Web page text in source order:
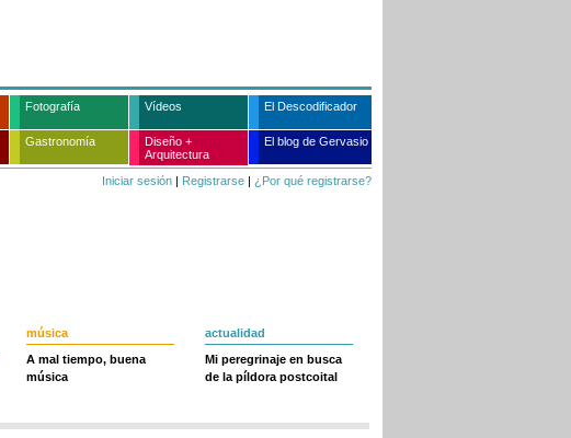
Fotografía Vídeos El Descodificador
Gastronomía
Diseño +
Arquitectura
El blog de Gervasio
Iniciar sesión | Registrarse | ¿Por qué registrarse?
música
A mal tiempo, buena
música
actualidad
Mi peregrinaje en busca
de la píldora postcoital